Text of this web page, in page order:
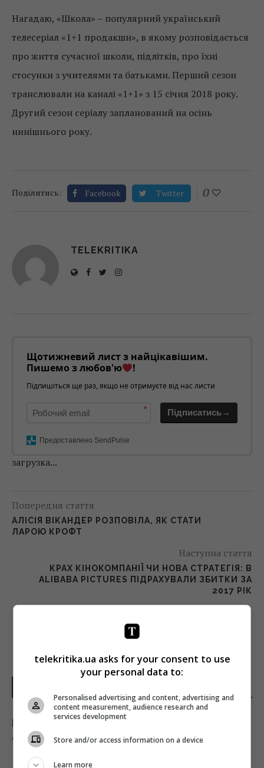
Нагадаю, «Школа» – популярний український
телесеріал «1+1 продакшн», в якому розповідається
про життя сучасної школи, підлітків, про їхні
стосунки з учителями та батьками. Перший сезон
транслювали на каналі «1+1» з 15 січня 2018 року.
Другий сезон серіалу запланований на осінь
нинішнього року.
Поділитись: Facebook Twitter 0
TELEKRITIKA
Щотижневий лист з найцікавішим.
Пишемо з любов'ю
!
Підпишіться ще раз, якщо не отримуєте від нас листи
* Підписатись→
Предоставлено SendPulse
загрузка...
Попередня стаття
АЛІСІЯ ВІКАНДЕР РОЗПОВІЛА, ЯК СТАТИ
ЛАРОЮ КРОФТ
Наступна стаття
КРАХ КІНОКОМПАНІЇ ЧИ НОВА СТРАТЕГІЯ: В
ALIBABA PICTURES ПІДРАХУВАЛИ ЗБИТКИ ЗА
2017 РІК
В Україні стався черговий землетрус: яку
область сколихнуло
10:28 неділя, 09 серпня 2026
telekritika.ua asks for your consent to use
your personal data to:
Personalised advertising and content, advertising and
content measurement, audience research and
services development
Store and/or access information on a device
Learn more